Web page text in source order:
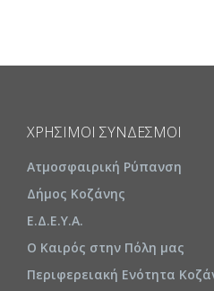
ΧΡΉΣΙΜΟΙ ΣΎΝΔΕΣΜΟΙ
Ατμοσφαιρική Ρύπανση
Δήμος Κοζάνης
Ε.Δ.Ε.Υ.Α.
Ο Καιρός στην Πόλη μας
Περιφερειακή Ενότητα